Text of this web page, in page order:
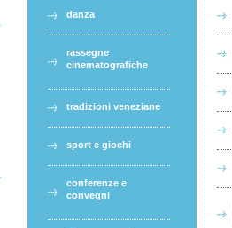
danza
rassegne
cinematografiche
tradizioni veneziane
sport e giochi
conferenze e
convegni